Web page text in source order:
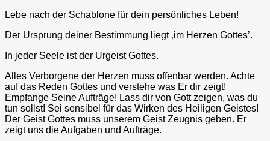
Lebe nach der Schablone für dein persönliches Leben!
Der Ursprung deiner Bestimmung liegt ‚im Herzen Gottes’.
In jeder Seele ist der Urgeist Gottes.
Alles Verborgene der Herzen muss offenbar werden. Achte
auf das Reden Gottes und verstehe was Er dir zeigt!
Empfange Seine Aufträge! Lass dir von Gott zeigen, was du
tun sollst! Sei sensibel für das Wirken des Heiligen Geistes!
Der Geist Gottes muss unserem Geist Zeugnis geben. Er
zeigt uns die Aufgaben und Aufträge.